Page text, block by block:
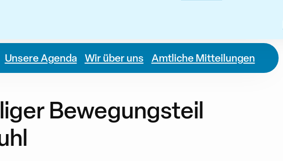
Unsere Agenda Wir über uns Amtliche Mitteilungen
Bewegungsteil